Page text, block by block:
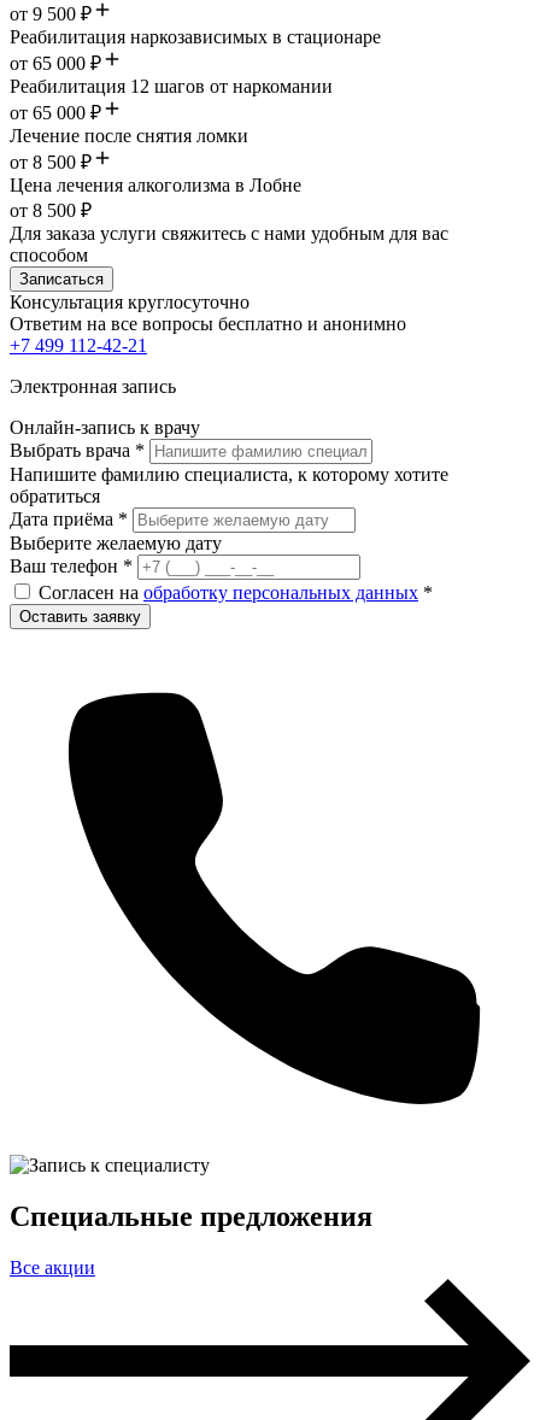
от 9 500 ₽
Реабилитация наркозависимых в стационаре
от 65 000 ₽
Реабилитация 12 шагов от наркомании
от 65 000 ₽
Лечение после снятия ломки
от 8 500 ₽
Цена лечения алкоголизма в Лобне
от 8 500 ₽
Для заказа услуги свяжитесь с нами удобным для вас
способом
Записаться
Консультация круглосуточно
Ответим на все вопросы бесплатно и анонимно
+7 499 112-42-21
Электронная запись
Онлайн-запись к врачу
Выбрать врача *
Напишите фамилию специалиста, к которому хотите
обратиться
Дата приёма *
Выберите желаемую дату
Ваш телефон *
Согласен на обработку персональных данных *
Оставить заявку
Специальные предложения
Все акции